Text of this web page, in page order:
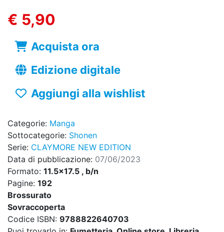
€ 5,90
Acquista ora
Edizione digitale
Aggiungi alla wishlist
Categorie: Manga
Sottocategorie: Shonen
Serie: CLAYMORE NEW EDITION
Data di pubblicazione: 07/06/2023
Formato: 11.5x17.5 , b/n
Pagine: 192
Brossurato
Sovraccoperta
Codice ISBN: 9788822640703